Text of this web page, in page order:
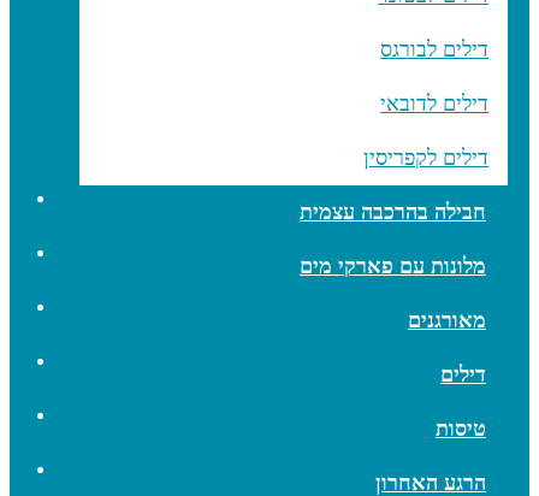
דילים לבורגס
דילים לדובאי
דילים לקפריסין
חבילה בהרכבה עצמית
מלונות עם פארקי מים
מאורגנים
דילים
טיסות
הרגע האחרון